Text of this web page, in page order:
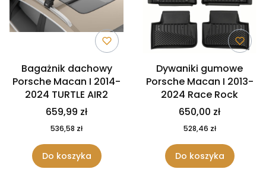
Bagażnik dachowy
Porsche Macan I 2014-
2024 TURTLE AIR2
659,99 zł
536,58 zł
Do koszyka
Dywaniki gumowe
Porsche Macan I 2013-
2024 Race Rock
650,00 zł
528,46 zł
Do koszyka